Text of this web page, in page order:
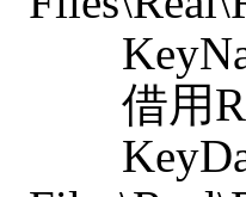
借用